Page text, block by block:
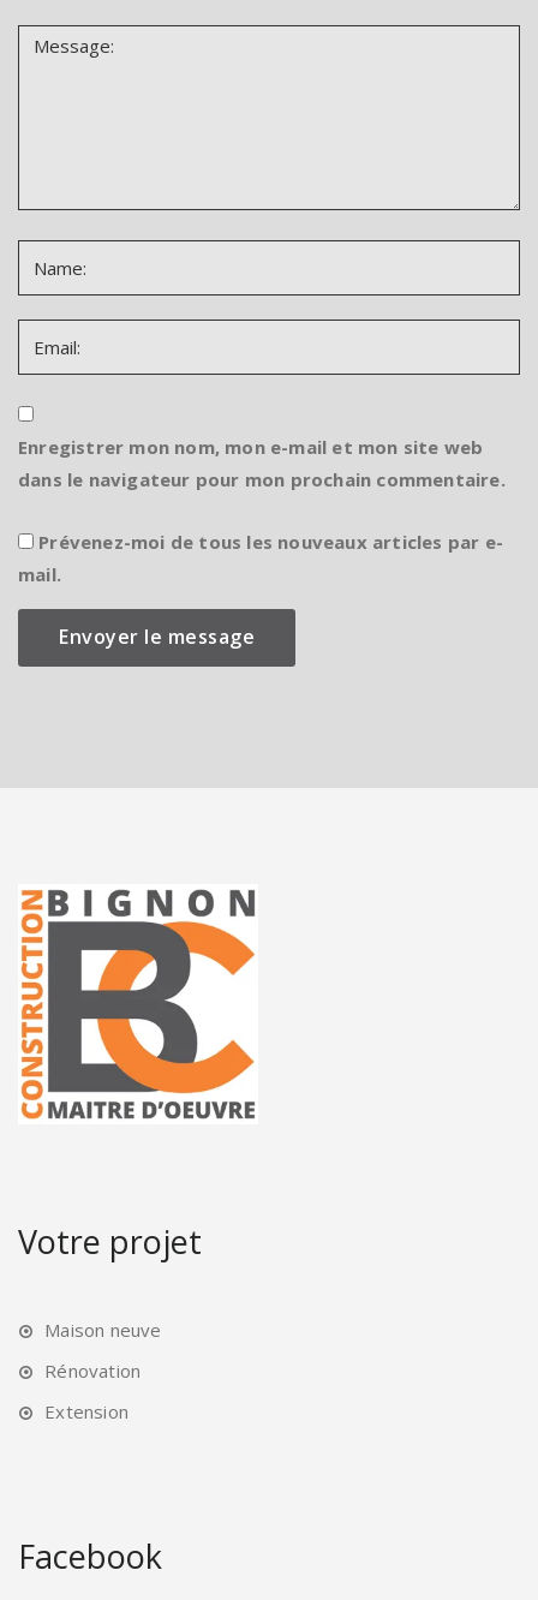
Enregistrer mon nom, mon e-mail et mon site web
dans le navigateur pour mon prochain commentaire.
Prévenez-moi de tous les nouveaux articles par e-
mail.
Votre projet
Maison neuve
Rénovation
Extension
Facebook